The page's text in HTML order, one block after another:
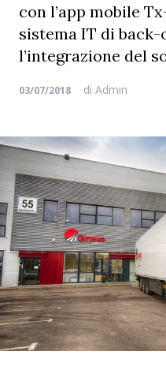
con l’app mobile
sistema IT di
l’integrazione del
03/07/2018 di Admin